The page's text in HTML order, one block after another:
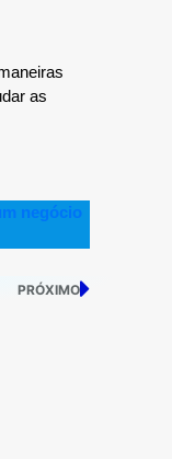
as
negócio
PRÓXIMO